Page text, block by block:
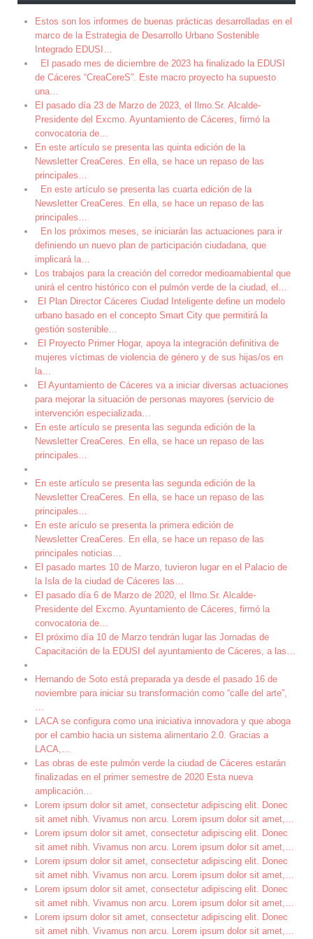
Estos son los informes de buenas prácticas desarrolladas en el
marco de la Estrategia de Desarrollo Urbano Sostenible
Integrado EDUSI …
El pasado mes de diciembre de 2023 ha finalizado la EDUSI
de Cáceres “CreaCereS”. Este macro proyecto ha supuesto
una…
El pasado día 23 de Marzo de 2023, el Ilmo.Sr. Alcalde-
Presidente del Excmo. Ayuntamiento de Cáceres, firmó la
convocatoria de…
En este artículo se presenta las quinta edición de la
Newsletter CreaCeres. En ella, se hace un repaso de las
principales…
En este artículo se presenta las cuarta edición de la
Newsletter CreaCeres. En ella, se hace un repaso de las
principales…
En los próximos meses, se iniciarán las actuaciones para ir
definiendo un nuevo plan de participación ciudadana, que
implicará la…
Los trabajos para la creación del corredor medioamabiental que
unirá el centro histórico con el pulmón verde de la ciudad, el …
El Plan Director Cáceres Ciudad Inteligente define un modelo
urbano basado en el concepto Smart City que permitirá la
gestión sostenible…
El Proyecto Primer Hogar, apoya la integración definitiva de
mujeres víctimas de violencia de género y de sus hijas/os en
la…
El Ayuntamiento de Cáceres va a iniciar diversas actuaciones
para mejorar la situación de personas mayores (servicio de
intervención especializada…
En este artículo se presenta las segunda edición de la
Newsletter CreaCeres. En ella, se hace un repaso de las
principales…
En este artículo se presenta las segunda edición de la
Newsletter CreaCeres. En ella, se hace un repaso de las
principales…
En este arículo se presenta la primera edición de
Newsletter CreaCeres. En ella, se hace un repaso de las
principales noticias…
El pasado martes 10 de Marzo, tuvieron lugar en el Palacio de
la Isla de la ciudad de Cáceres las…
El pasado día 6 de Marzo de 2020, el Ilmo.Sr. Alcalde-
Presidente del Excmo. Ayuntamiento de Cáceres, firmó la
convocatoria de…
El próximo día 10 de Marzo tendrán lugar las Jornadas de
Capacitación de la EDUSI del ayuntamiento de Cáceres, a las…
Hernando de Soto está preparada ya desde el pasado 16 de
noviembre para iniciar su transformación como “calle del arte”,
…
LACA se configura como una iniciativa innovadora y que aboga
por el cambio hacia un sistema alimentario 2.0. Gracias a
LACA,…
Las obras de este pulmón verde la ciudad de Cáceres estarán
finalizadas en el primer semestre de 2020 Esta nueva
amplicación…
Lorem ipsum dolor sit amet, consectetur adipiscing elit. Donec
sit amet nibh. Vivamus non arcu. Lorem ipsum dolor sit amet,…
Lorem ipsum dolor sit amet, consectetur adipiscing elit. Donec
sit amet nibh. Vivamus non arcu. Lorem ipsum dolor sit amet,…
Lorem ipsum dolor sit amet, consectetur adipiscing elit. Donec
sit amet nibh. Vivamus non arcu. Lorem ipsum dolor sit amet,…
Lorem ipsum dolor sit amet, consectetur adipiscing elit. Donec
sit amet nibh. Vivamus non arcu. Lorem ipsum dolor sit amet,…
Lorem ipsum dolor sit amet, consectetur adipiscing elit. Donec
sit amet nibh. Vivamus non arcu. Lorem ipsum dolor sit amet,…